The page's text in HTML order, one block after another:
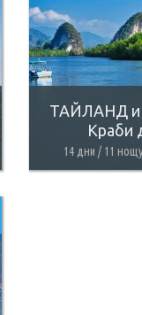
ТАЙЛАНД
Краби
14 дни / 11